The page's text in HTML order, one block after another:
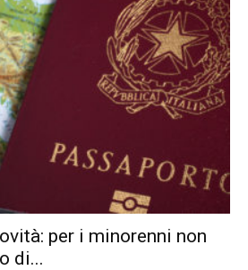
per i minorenni non
di...